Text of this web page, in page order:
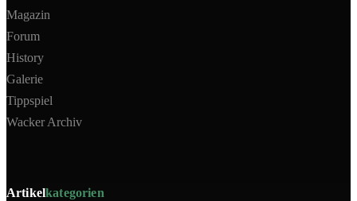
Magazin
Forum
History
Galerie
Tippspiel
Wacker Archiv
Artikelkategorien